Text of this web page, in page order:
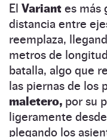
El Variant es más
distancia entre
reemplaza,
metros de
batalla, algo que
las piernas de los
maletero, por su
ligeramente
plegando los